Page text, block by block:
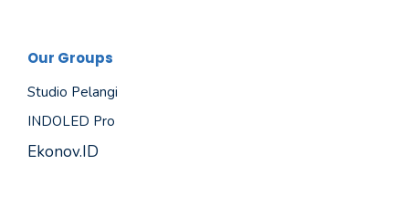
Our Groups
Studio Pelangi
INDOLED Pro
Ekonov.ID